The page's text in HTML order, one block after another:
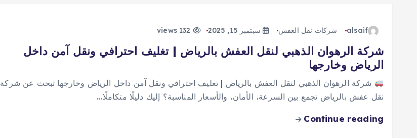
alsaif شركات نقل العفش سبتمبر 15, 2025
شركة الرهوان الذهبي لنقل العفش بالرياض | تغليف احترافي ونقل آمن داخل
الرياض وخارجها
شركة الرهوان الذهبي لنقل العفش بالرياض | تغليف احترافي ونقل آمن داخل الرياض وخارجها تبحث عن شركة
نقل عفش بالرياض تجمع بين السرعة، الأمان، والأسعار المناسبة؟ إليك دليلًا متكاملًا…
Continue reading